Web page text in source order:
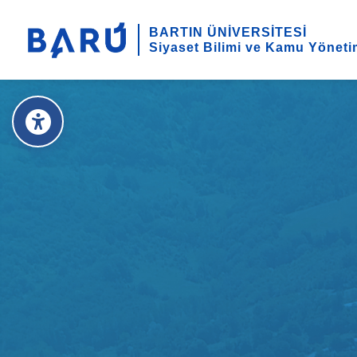
BARTIN ÜNİVERSİTESİ
Siyaset Bilimi ve Kamu